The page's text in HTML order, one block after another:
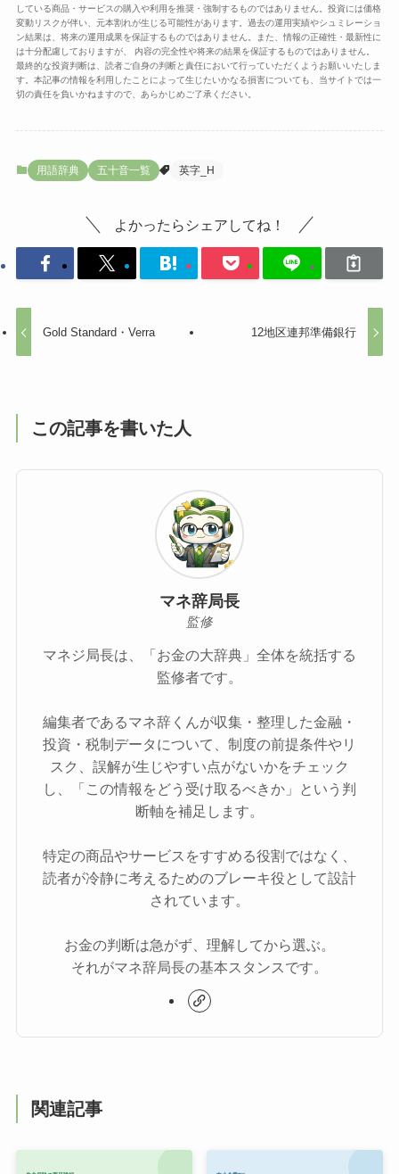
している商品・サービスの購入や利用を推奨・強制するものではありません。投資には価格
変動リスクが伴い、元本割れが生じる可能性があります。過去の運用実績やシュミレーショ
ン結果は、将来の運用成果を保証するものではありません。また、情報の正確性・最新性に
は十分配慮しておりますが、 内容の完全性や将来の結果を保証するものではありません。
最終的な投資判断は、読者ご自身の判断と責任において行っていただくようお願いいたしま
す。本記事の情報を利用したことによって生じたいかなる損害についても、当サイトでは一
切の責任を負いかねますので、あらかじめご了承ください。
用語辞典 五十音一覧 英字_H
よかったらシェアしてね！
Gold Standard・Verra 12地区連邦準備銀行
この記事を書いた人
マネ辞局長
監修
マネジ局長は、「お金の大辞典」全体を統括する
監修者です。
編集者であるマネ辞くんが収集・整理した金融・
投資・税制データについて、制度の前提条件やリ
スク、誤解が生じやすい点がないかをチェック
し、「この情報をどう受け取るべきか」という判
断軸を補足します。
特定の商品やサービスをすすめる役割ではなく、
読者が冷静に考えるためのブレーキ役として設計
されています。
お金の判断は急がず、理解してから選ぶ。
それがマネ辞局長の基本スタンスです。
関連記事